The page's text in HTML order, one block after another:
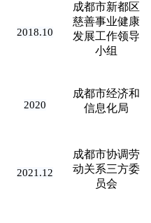
2018.10
成都市新都区
慈善事业健康
发展工作领导
小组
2020
成都市经济和
信息化局
2021.12
成都市协调劳
动关系三方委
员会